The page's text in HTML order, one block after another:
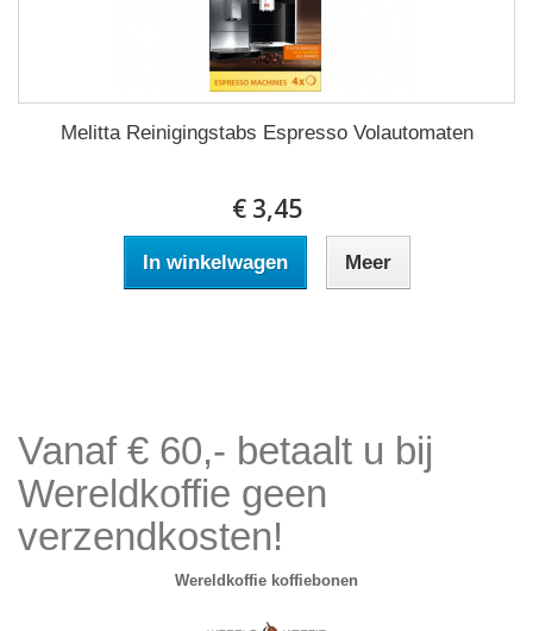
Melitta Reinigingstabs Espresso Volautomaten
€ 3,45
In winkelwagen Meer
Vanaf € 60,- betaalt u bij
Wereldkoffie geen
verzendkosten!
Wereldkoffie koffiebonen